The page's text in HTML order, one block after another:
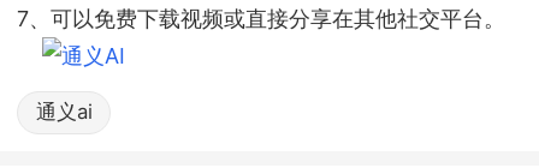
7、可以免费下载视频或直接分享在其他社交平台。
通义ai